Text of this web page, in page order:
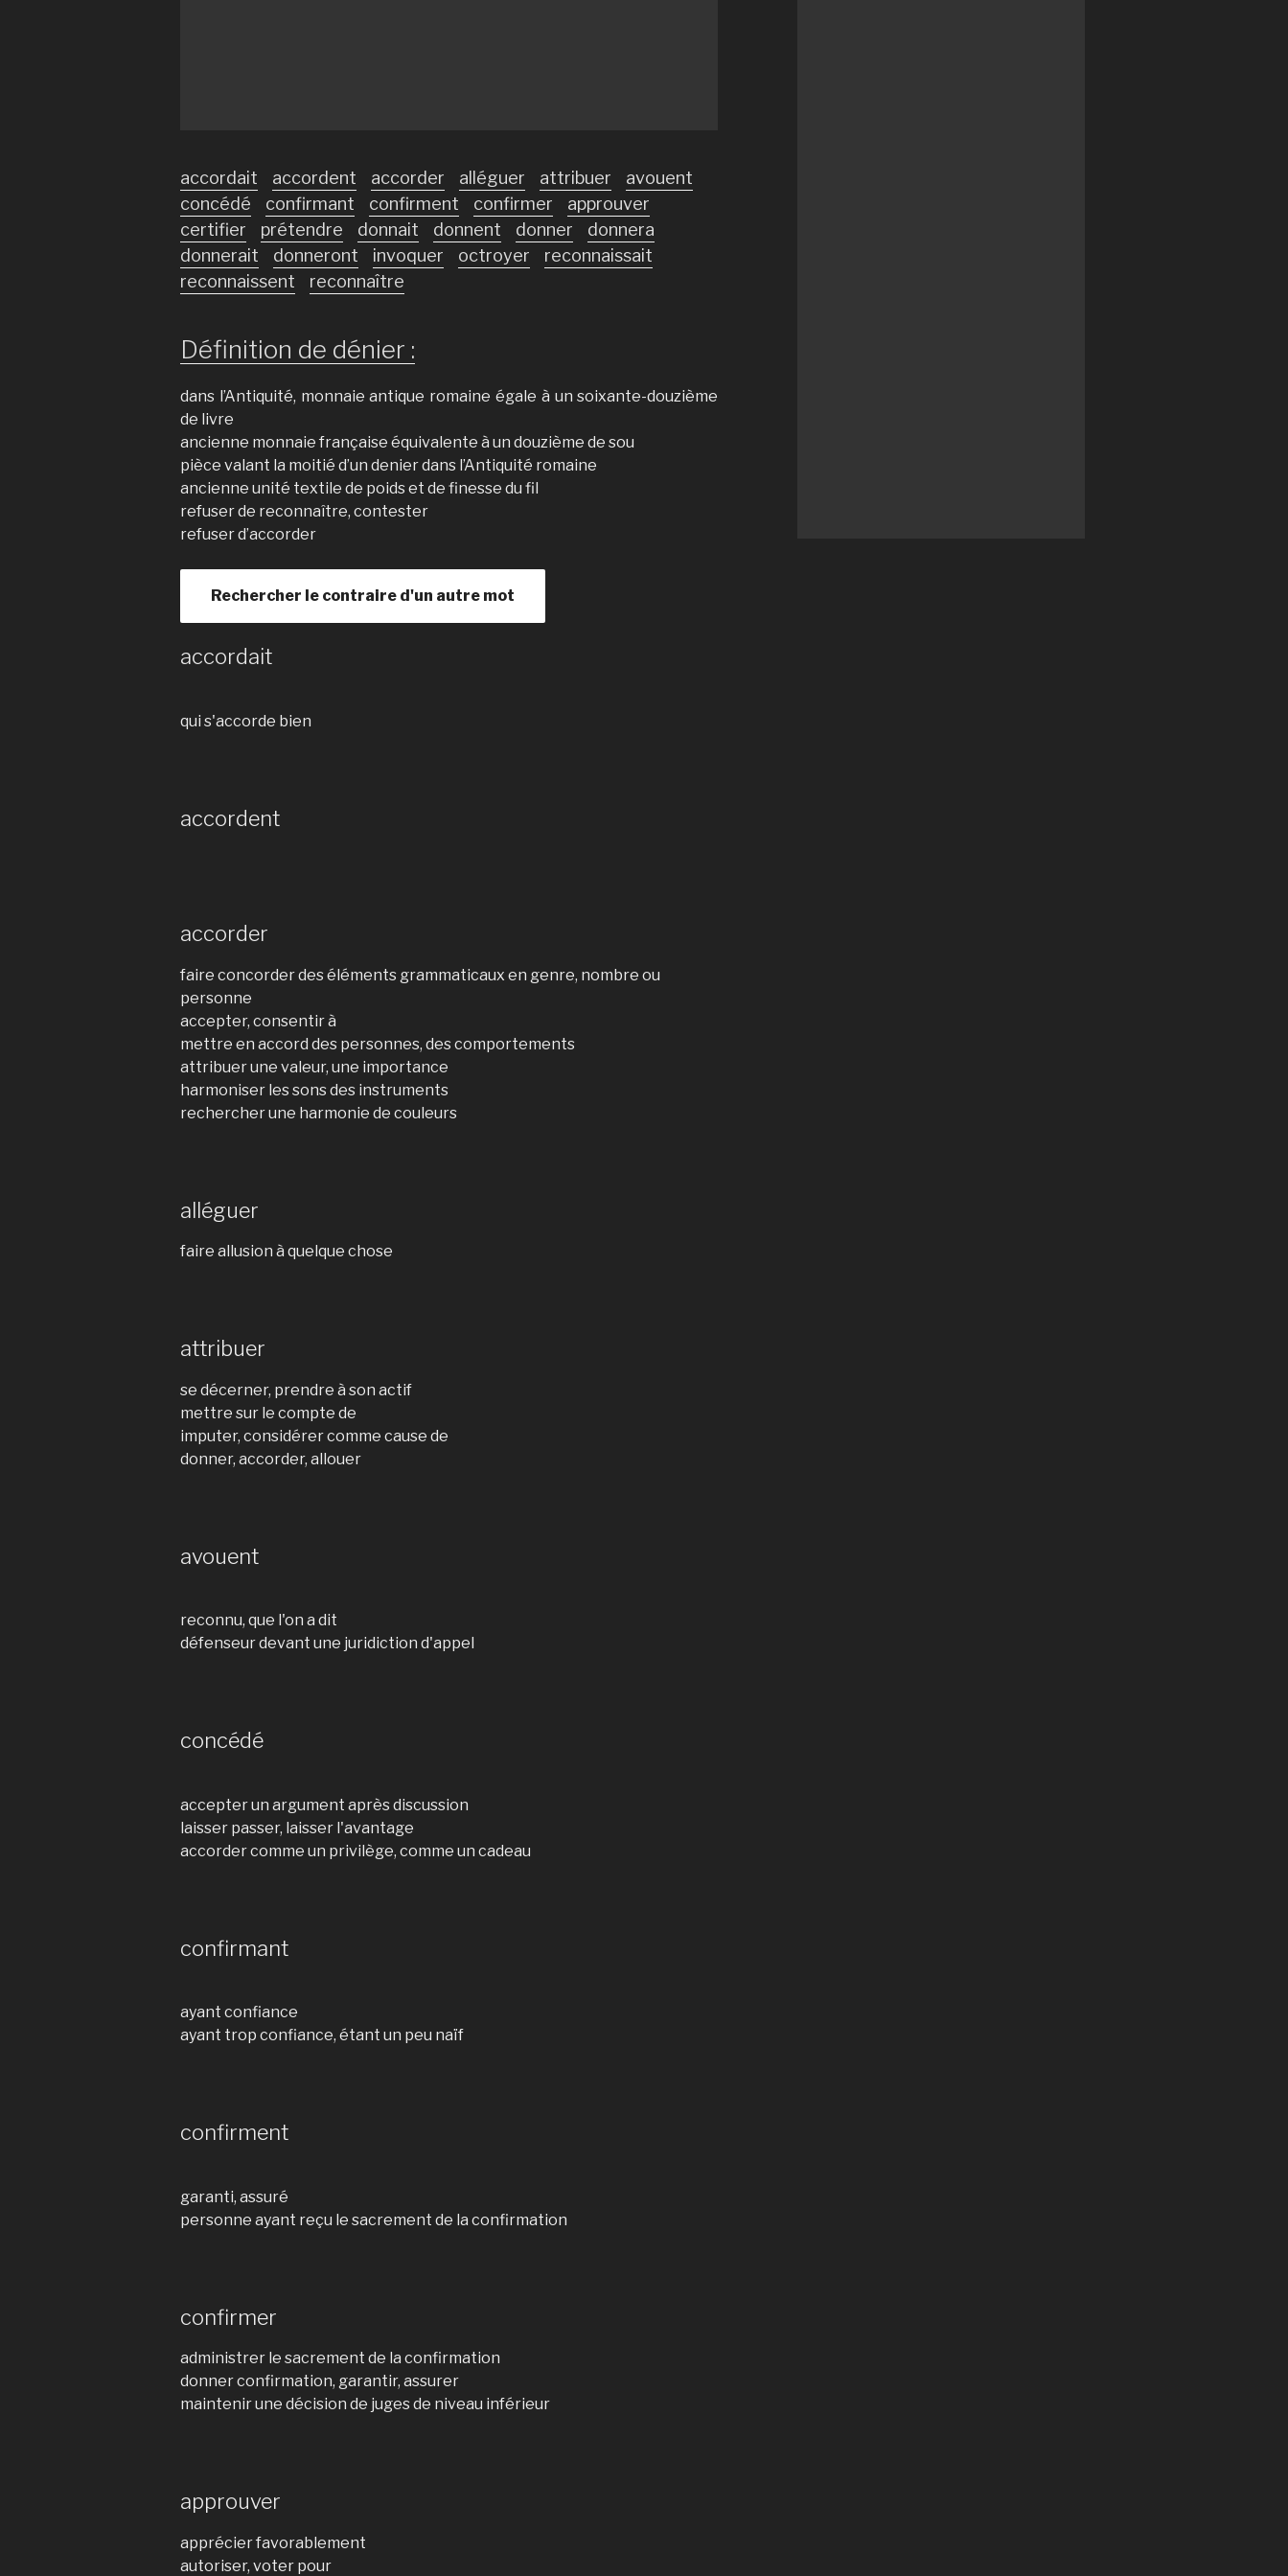
accordait accordent accorder alléguer attribuer
avouent
concédé
confirmant confirment confirmer
approuver
certifier
prétendre donnait donnent donner
donnera
donnerait
donneront invoquer octroyer
reconnaissait
reconnaissent
reconnaître
Définition de dénier :
dans l’Antiquité, monnaie antique romaine égale à un soixante-douzième
de livre
ancienne monnaie française équivalente à un douzième de sou
pièce valant la moitié d’un denier dans l’Antiquité romaine
ancienne unité textile de poids et de finesse du fil
refuser de reconnaître, contester
refuser d’accorder
Rechercher le contraire d'un autre mot
accordait
qui s'accorde bien
accordent
accorder
faire concorder des éléments grammaticaux en genre, nombre ou
personne
accepter, consentir à
mettre en accord des personnes, des comportements
attribuer une valeur, une importance
harmoniser les sons des instruments
rechercher une harmonie de couleurs
alléguer
faire allusion à quelque chose
attribuer
se décerner, prendre à son actif
mettre sur le compte de
imputer, considérer comme cause de
donner, accorder, allouer
avouent
reconnu, que l'on a dit
défenseur devant une juridiction d'appel
concédé
accepter un argument après discussion
laisser passer, laisser l'avantage
accorder comme un privilège, comme un cadeau
confirmant
ayant confiance
ayant trop confiance, étant un peu naïf
confirment
garanti, assuré
personne ayant reçu le sacrement de la confirmation
confirmer
administrer le sacrement de la confirmation
donner confirmation, garantir, assurer
maintenir une décision de juges de niveau inférieur
approuver
apprécier favorablement
autoriser, voter pour